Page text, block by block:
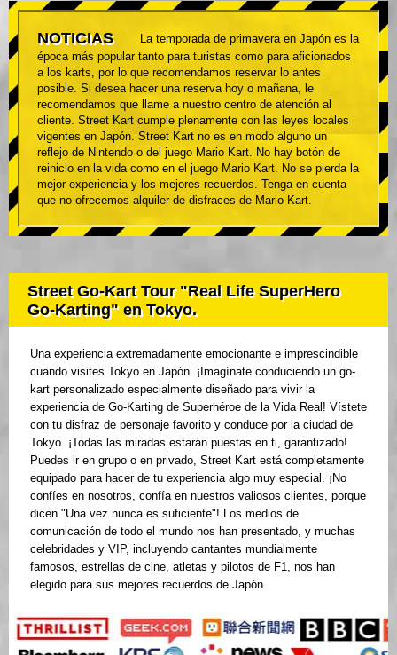
NOTICIAS
La temporada de primavera en Japón es la
época más popular tanto para turistas como para aficionados
a los karts, por lo que recomendamos reservar lo antes
posible. Si desea hacer una reserva hoy o mañana, le
recomendamos que llame a nuestro centro de atención al
cliente. Street Kart cumple plenamente con las leyes locales
vigentes en Japón. Street Kart no es en modo alguno un
reflejo de Nintendo o del juego Mario Kart. No hay botón de
reinicio en la vida como en el juego Mario Kart. No se pierda la
mejor experiencia y los mejores recuerdos. Tenga en cuenta
que no ofrecemos alquiler de disfraces de Mario Kart.
Street Go-Kart Tour "Real Life SuperHero
Go-Karting" en Tokyo.
Una experiencia extremadamente emocionante e imprescindible
cuando visites Tokyo en Japón. ¡Imagínate conduciendo un go-
kart personalizado especialmente diseñado para vivir la
experiencia de Go-Karting de Superhéroe de la Vida Real! Vístete
con tu disfraz de personaje favorito y conduce por la ciudad de
Tokyo. ¡Todas las miradas estarán puestas en ti, garantizado!
Puedes ir en grupo o en privado, Street Kart está completamente
equipado para hacer de tu experiencia algo muy especial. ¡No
confíes en nosotros, confía en nuestros valiosos clientes, porque
dicen "Una vez nunca es suficiente"! Los medios de
comunicación de todo el mundo nos han presentado, y muchas
celebridades y VIP, incluyendo cantantes mundialmente
famosos, estrellas de cine, atletas y pilotos de F1, nos han
elegido para sus mejores recuerdos de Japón.